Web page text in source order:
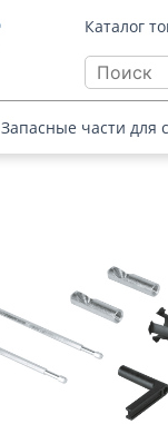
Каталог
Запасные части для